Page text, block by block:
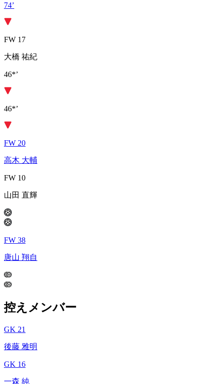
74’
FW 17
大橋 祐紀
46*’
46*’
FW 20
高木 大輔
FW 10
山田 直輝
FW 38
唐山 翔自
控えメンバー
GK 21
後藤 雅明
GK 16
一森 純